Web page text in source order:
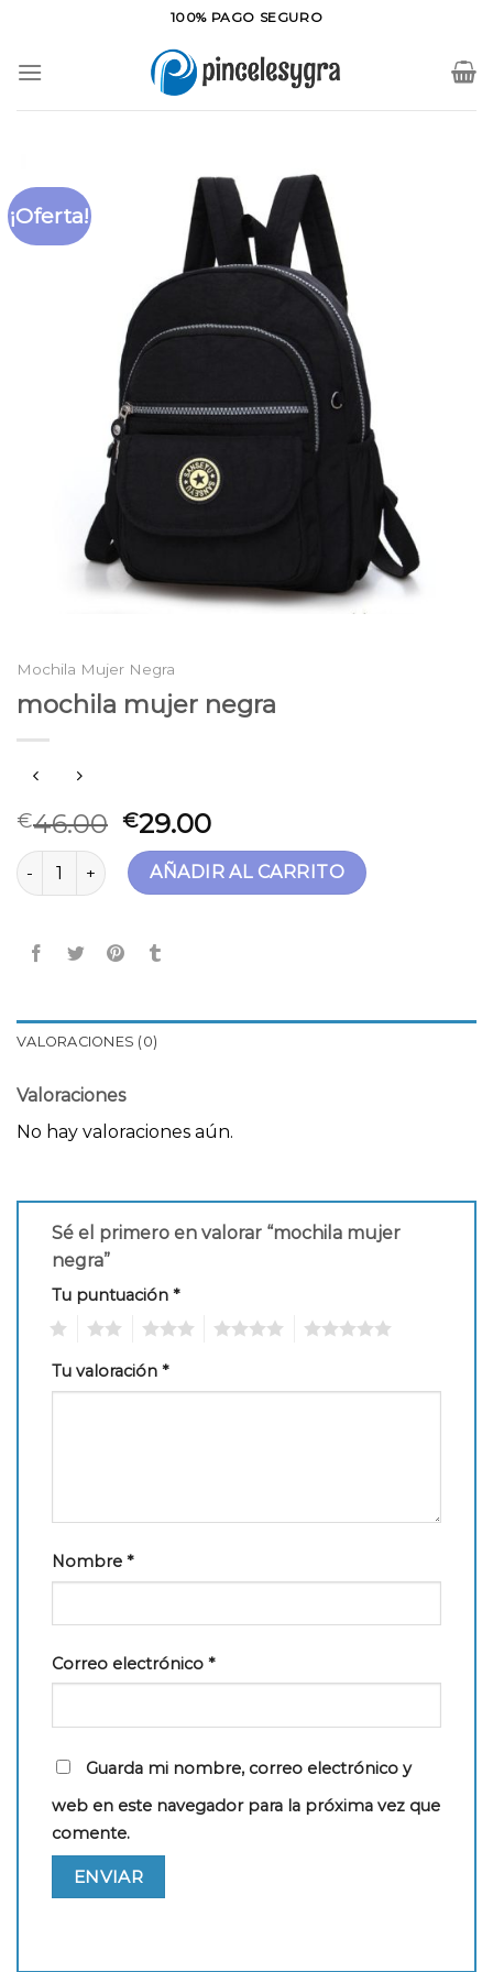
contenido
100% PAGO SEGURO
¡Oferta!
Mochila Mujer Negra
mochila mujer negra
€46.00 €29.00
mochila mujer negra cantidadAÑADIR AL CARRITO
VALORACIONES (0)
Valoraciones
No hay valoraciones aún.
Sé el primero en valorar “mochila mujer
negra”
Tu puntuación *
Tu valoración *
Nombre *
Correo electrónico *
Guarda mi nombre, correo electrónico y
web en este navegador para la próxima vez que
comente.